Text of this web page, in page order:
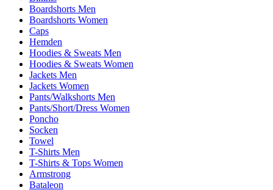
Boardshorts Men
Boardshorts Women
Caps
Hemden
Hoodies & Sweats Men
Hoodies & Sweats Women
Jackets Men
Jackets Women
Pants/Walkshorts Men
Pants/Short/Dress Women
Poncho
Socken
Towel
T-Shirts Men
T-Shirts & Tops Women
Armstrong
Bataleon